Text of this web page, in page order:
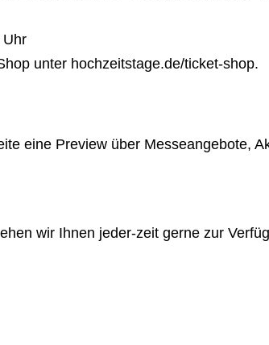
Uhr
unter hochzeitstage.de/ticket-shop.
eine Preview über Messeangebote,
wir Ihnen jeder-zeit gerne zur